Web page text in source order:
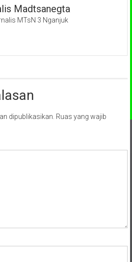
Madtsanegta
MTsN 3 Nganjuk
dipublikasikan. Ruas yang wajib